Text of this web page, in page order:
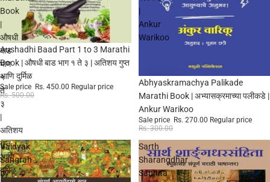
Book
|
औषधी
बाड
भाग
१
ते
३
|
अतिशय
गुप्त
आणि
दुर्मिळ
Sale
Aushadhi Baad Part 1 to 3 Marathi
Book | औषधी बाड भाग १ ते ३ | अतिशय गुप्त
आणि दुर्मिळ
Sale price Rs. 450.00 Regular price
Rs. 500.00
|
Ankur
Warikoo
Sale
Abhyaskramachya Palikade
Marathi Book | अभ्यासक्रमाच्या पलीकडे |
Ankur Warikoo
Sale price Rs. 270.00 Regular price
Rs. 300.00
Vaidyak
Sangrah
by
Sarth
Sharangdhar
Sanhita